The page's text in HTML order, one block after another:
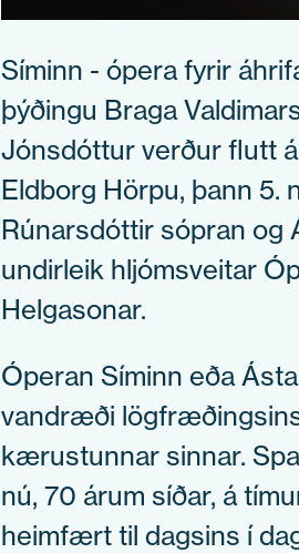
Síminn - ópera fyrir
þýðingu Braga
Jónsdóttur verður flutt
Eldborg Hörpu, þann 5.
Rúnarsdóttir sópran og
undirleik hljómsveitar
Helgasonar.
Óperan Síminn eða
vandræði
kærustunnar sinnar.
nú, 70 árum síðar, á
heimfært til dagsins í